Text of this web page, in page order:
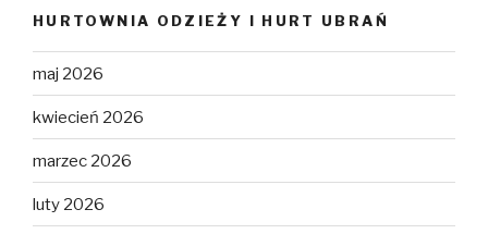
HURTOWNIA ODZIEŻY I HURT UBRAŃ
maj 2026
kwiecień 2026
marzec 2026
luty 2026